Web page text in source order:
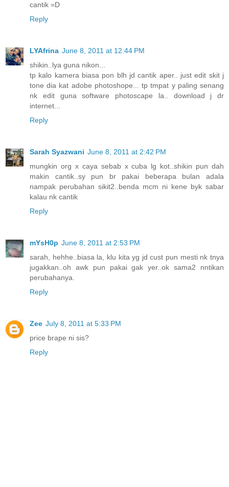
cantik =D
Reply
LYAfrina June 8, 2011 at 12:44 PM
shikin..lya guna nikon...
tp kalo kamera biasa pon blh jd cantik aper.. just edit skit j
tone dia kat adobe photoshope... tp tmpat y paling senang
nk edit guna software photoscape la.. download j dr
internet...
Reply
Sarah Syazwani June 8, 2011 at 2:42 PM
mungkin org x caya sebab x cuba lg kot..shikin pun dah
makin cantik..sy pun br pakai beberapa bulan adala
nampak perubahan sikit2..benda mcm ni kene byk sabar
kalau nk cantik
Reply
mYsH0p June 8, 2011 at 2:53 PM
sarah, hehhe..biasa la, klu kita yg jd cust pun mesti nk tnya
jugakkan..oh awk pun pakai gak yer..ok sama2 nntikan
perubahanya.
Reply
Zee July 8, 2011 at 5:33 PM
price brape ni sis?
Reply